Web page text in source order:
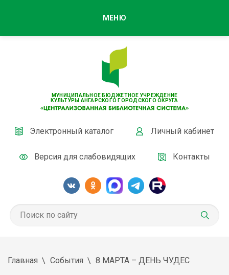
МУНИЦИПАЛЬНОЕ БЮДЖЕТНОЕ УЧРЕЖДЕНИЕ
КУЛЬТУРЫ АНГАРСКОГО ГОРОДСКОГО ОКРУГА
Электронный каталог Личный кабинет
Версия для слабовидящих Контакты
МЕНЮ
Главная События 8 МАРТА – ДЕНЬ ЧУДЕС